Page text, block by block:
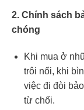
2. Chính sách
chóng
Khi mua ở
trôi nổi, khi
việc đi đòi
từ chối.